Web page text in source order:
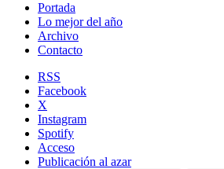
Portada
Lo mejor del año
Archivo
Contacto
RSS
Facebook
X
Instagram
Spotify
Acceso
Publicación al azar